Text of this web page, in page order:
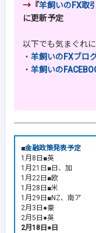
→ 『羊飼いのFX取
に更新予定
以下でも気まぐれ
・ 羊飼いのFXブロ
・ 羊飼いの
■金融政策発表予定
1月8日■英
1月21日■日、加
1月22日■欧
1月28日■米
1月29日■NZ、南ア
2月3日●豪
2月5日●英
2月18日●日